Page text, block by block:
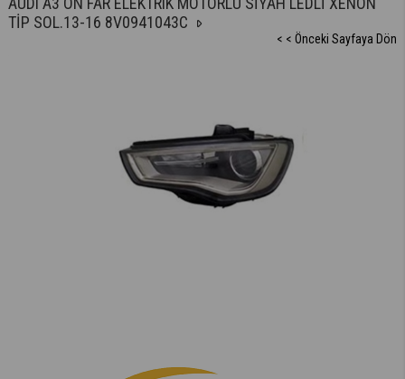
TİP SOL.13-16 8V0941043C
< < Önceki Sayfaya Dön